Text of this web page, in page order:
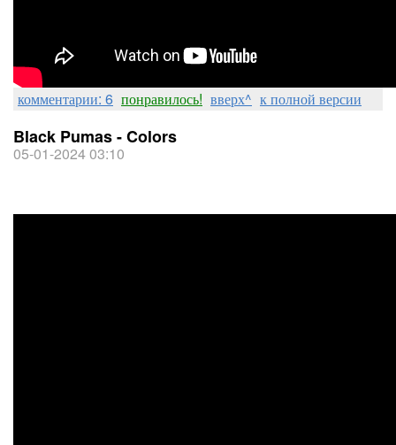
комментарии: 6 понравилось! вверх^ к полной версии
Black Pumas - Colors
05-01-2024 03:10